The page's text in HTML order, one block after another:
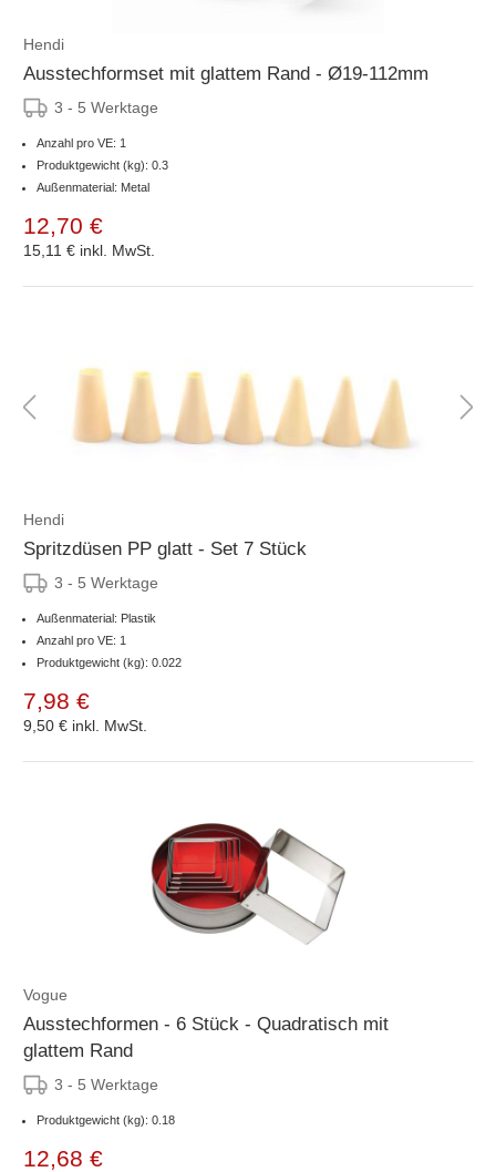
Hendi
Ausstechformset mit glattem Rand - Ø19-112mm
3 - 5 Werktage
Anzahl pro VE: 1
Produktgewicht (kg): 0.3
Außenmaterial: Metal
12,70 €
15,11 € inkl. MwSt.
Hendi
Spritzdüsen PP glatt - Set 7 Stück
3 - 5 Werktage
Außenmaterial: Plastik
Anzahl pro VE: 1
Produktgewicht (kg): 0.022
7,98 €
9,50 € inkl. MwSt.
Vogue
Ausstechformen - 6 Stück - Quadratisch mit
glattem Rand
3 - 5 Werktage
Produktgewicht (kg): 0.18
12,68 €